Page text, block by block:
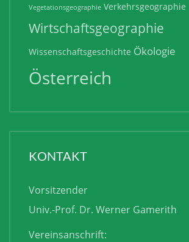
Vegetationsgeographie Verkehrsgeographie
Wirtschaftsgeographie
Wissenschaftsgeschichte Ökologie
Österreich
KONTAKT
Vorsitzender
Univ.-Prof. Dr. Werner Gamerith
Vereinsanschrift: